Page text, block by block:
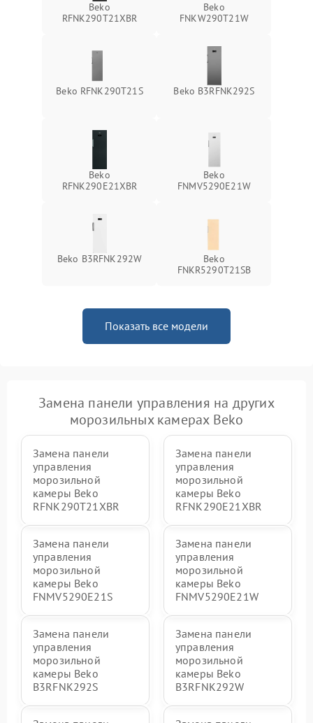
Beko
RFNK290T21XBR
Beko
FNKW290T21W
Beko RFNK290T21S Beko B3RFNK292S
Beko
RFNK290E21XBR
Beko
FNMV5290E21W
Beko B3RFNK292W
Beko
FNKR5290T21SB
Показать все модели
Замена панели управления на других
морозильных камерах Beko
Замена панели
управления
морозильной
камеры Beko
RFNK290T21XBR
Замена панели
управления
морозильной
камеры Beko
RFNK290E21XBR
Замена панели
управления
морозильной
камеры Beko
FNMV5290E21S
Замена панели
управления
морозильной
камеры Beko
FNMV5290E21W
Замена панели
управления
морозильной
камеры Beko
B3RFNK292S
Замена панели
управления
морозильной
камеры Beko
B3RFNK292W